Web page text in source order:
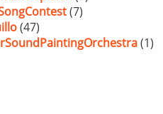
(7)
(47)
(1)